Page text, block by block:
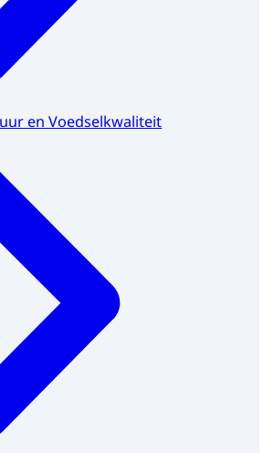
en Voedselkwaliteit